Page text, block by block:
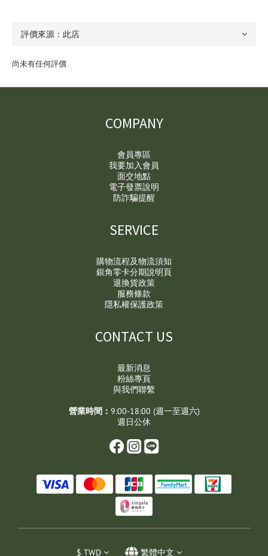
尚未有任何評價
COMPANY
會員專區
我要加入會員
面交地點
電子發票說明
防詐騙提醒
SERVICE
購物流程及物流須知
銀角零卡分期說明頁
退換貨政策
服務條款
隱私權保護政策
CONTACT US
最新消息
粉絲專頁
與我們聯繫
營業時間： 9:00-18:00 (週一至週六)
週日公休
$ TWD 繁體中文